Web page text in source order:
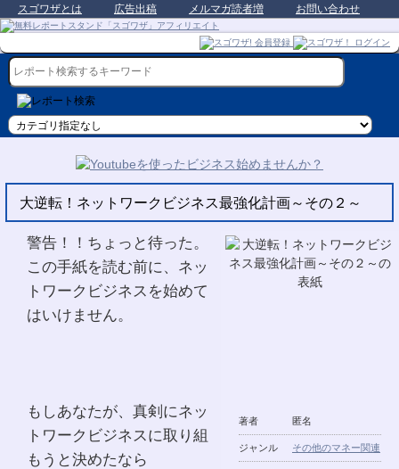
スゴワザとは 広告出稿 メルマガ読者増 お問い合わせ
大逆転！ネットワークビジネス最強化計画～その２～
著者 匿名
ジャンル その他のマネー関連
警告！！ちょっと待った。
この手紙を読む前に、ネッ
トワークビジネスを始めて
はいけません。
もしあなたが、真剣にネッ
トワークビジネスに取り組
もうと決めたなら